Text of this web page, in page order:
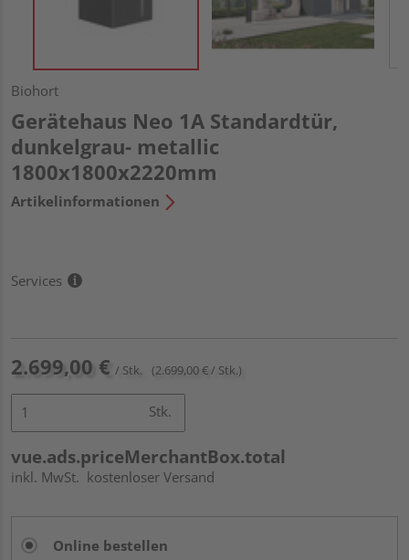
Biohort
Gerätehaus Neo 1A Standardtür,
dunkelgrau- metallic
1800x1800x2220mm
Artikelinformationen
Services
2.699,00 € / Stk. (2.699,00 € / Stk.)
Stk.
vue.ads.priceMerchantBox.total
inkl. MwSt. kostenloser Versand
Online bestellen